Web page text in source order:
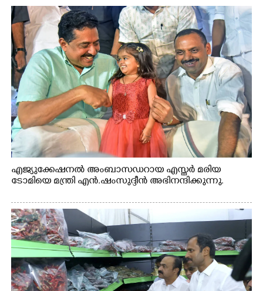
എജ്യുക്കേഷനൽ അംബാസഡറായ എസ്തർ മരിയ
ടോമിയെ മന്ത്രി എൻ.ഷംസുദ്ദീൻ അഭിനന്ദിക്കുന്നു.